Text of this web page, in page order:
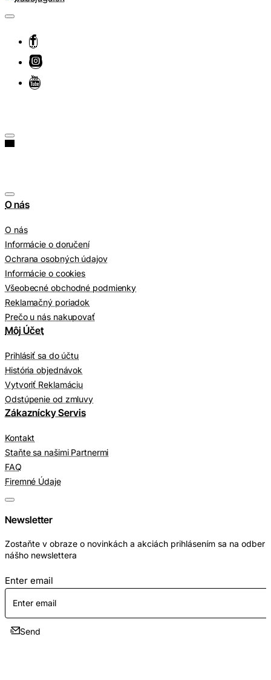
O nás
O nás
Informácie o doručení
Ochrana osobných údajov
Informácie o cookies
Všeobecné obchodné podmienky
Reklamačný poriadok
Prečo u nás nakupovať
Môj Účet
Prihlásiť sa do účtu
História objednávok
Vytvoriť Reklamáciu
Odstúpenie od zmluvy
Zákaznícky Servis
Kontakt
Staňte sa našimi Partnermi
FAQ
Firemné Údaje
Newsletter
Zostaňte v obraze o novinkách a akciách prihlásením sa na odber
nášho newslettera
Enter email
Send